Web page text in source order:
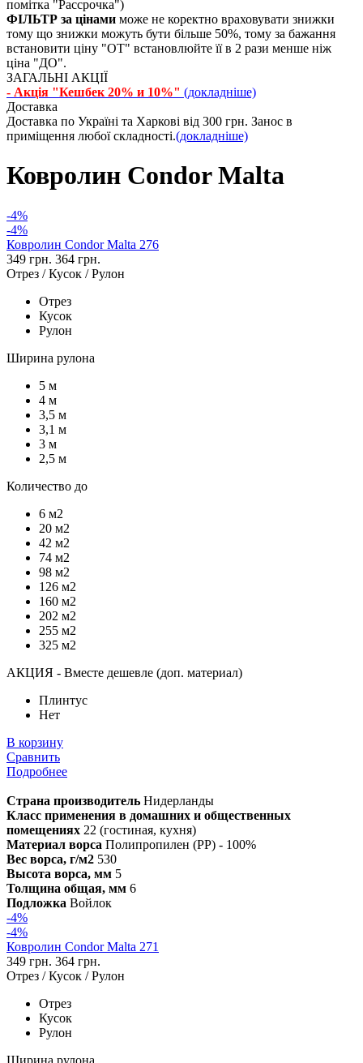
помітка "Рассрочка")
ФІЛЬТР за цінами може не коректно враховувати знижки
тому що знижки можуть бути більше 50%, тому за бажання
встановити ціну "ОТ" встановлюйте її в 2 рази менше ніж
ціна "ДО".
ЗАГАЛЬНІ АКЦІЇ
- Акція "Кешбек 20% и 10%" (докладніше)
Доставка
Доставка по Україні та Харкові від 300 грн. Занос в
приміщення любої складності.(докладніше)
Ковролин Condor Malta
-4%
-4%
Ковролин Condor Malta 276
349 грн. 364 грн.
Отрез / Кусок / Рулон
Отрез
Кусок
Рулон
Ширина рулона
5 м
4 м
3,5 м
3,1 м
3 м
2,5 м
Количество до
6 м2
20 м2
42 м2
74 м2
98 м2
126 м2
160 м2
202 м2
255 м2
325 м2
АКЦИЯ - Вместе дешевле (доп. материал)
Плинтус
Нет
В корзину
Сравнить
Подробнее
Страна производитель Нидерланды
Класс применения в домашних и общественных
помещениях 22 (гостиная, кухня)
Материал ворса Полипропилен (PP) - 100%
Вес ворса, г/м2 530
Высота ворса, мм 5
Толщина общая, мм 6
Подложка Войлок
-4%
-4%
Ковролин Condor Malta 271
349 грн. 364 грн.
Отрез / Кусок / Рулон
Отрез
Кусок
Рулон
Ширина рулона